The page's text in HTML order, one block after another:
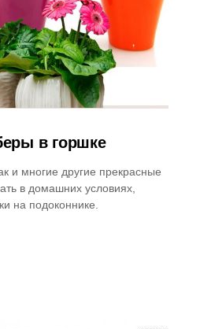
в горшке
и многие другие прекрасные
в домашних условиях,
на подоконнике.